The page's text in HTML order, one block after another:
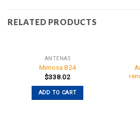
RELATED PRODUCTS
ANTENAS
Mimosa B24
$338.02
ADD TO CART